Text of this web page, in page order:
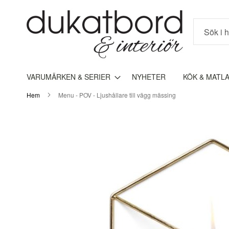
Sök
VARUMÄRKEN & SERIER NYHETER KÖK &
Hem Menu - POV - Ljushållare till vägg mässing